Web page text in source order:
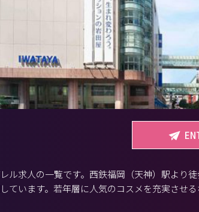
ル求人の一覧です。西鉄福岡（天神）駅より
ています。若年層に人気のコスメを充実させ